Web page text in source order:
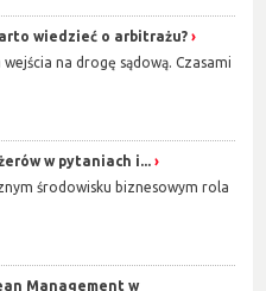
wiedzieć o arbitrażu?
na drogę sądową. Czasami
w pytaniach i...
środowisku biznesowym rola
Management w